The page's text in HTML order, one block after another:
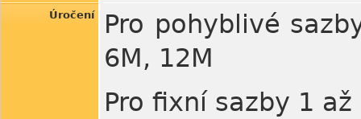
Úročení
Pro pohyblivé
6M, 12M
Pro fixní sazby 1